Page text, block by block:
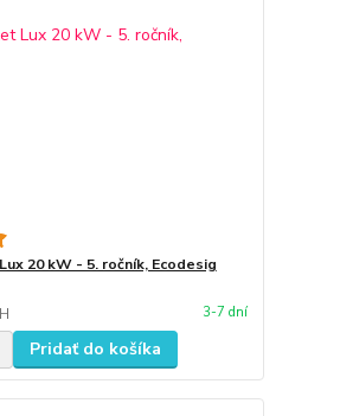
20 kW - 5. ročník, Ecodesig
3-7 dní
Pridať do košíka